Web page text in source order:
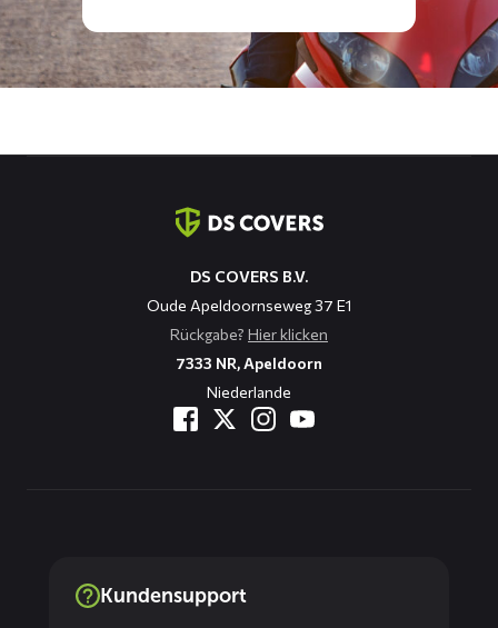
DS COVERS B.V.
Oude Apeldoornseweg 37 E1
Rückgabe? Hier klicken
7333 NR, Apeldoorn
Niederlande
Kundensupport